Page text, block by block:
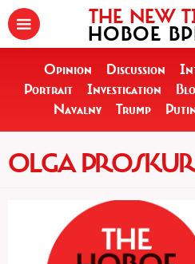
THE NEW
НОВОЕ
Opinion Discussion
Portrait
Investigation
Navalny
Trump
OLGA